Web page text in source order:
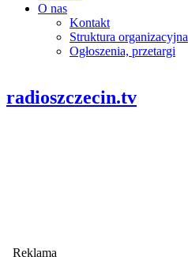
O nas
Kontakt
Struktura organizacyjna
Ogłoszenia, przetargi
radioszczecin.tv
Reklama